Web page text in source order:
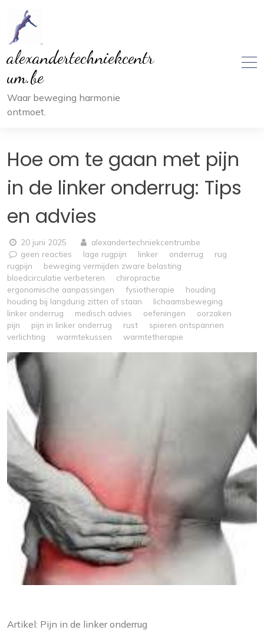
inhoud
alexandertechniekcentr
um.be
Waar beweging harmonie
ontmoet.
Hoe om te gaan met pijn
in de linker onderrug: Tips
en advies
20 juni 2025
alexandertechniekcentrumbe
geen reacties
lage rugpijn linker onderrug
rug
rugpijn
beweging vermijden zware belasting
bloedcirculatie verbeteren
chiropractie
ergonomische aanpassingen
fysiotherapie
houding
houding bij langdurig zitten of staan
lichaamsbeweging
linker onderrug
medisch advies oefeningen
oorzaken
pijn
pijn in linker onderrug rust
spieren ontspannen
verlichting
warmtekussen warmtetherapie
Artikel: Pijn in de linker onderrug